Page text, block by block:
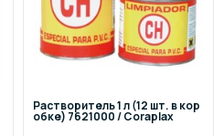
Растворитель 1 л (12 шт. в кор
обке) 7621000 / Coraplax